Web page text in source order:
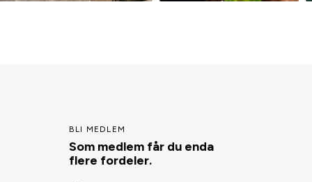
BLI MEDLEM
Som medlem får du enda
flere fordeler.